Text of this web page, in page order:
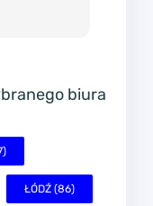
biura
ŁÓDŹ (86)